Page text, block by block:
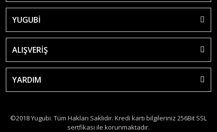
YUGUBİ
ALIŞVERİŞ
YARDIM
©2018 Yugubi. Tüm Hakları Saklıdır. Kredi kartı bilgileriniz 256Bit SSL
sertfikası ile korunmaktadır.